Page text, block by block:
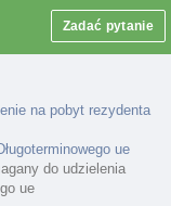
Zadać pytanie
na pobyt rezydenta
ue
do udzielenia
ue
pobyt czasowy
naukowca
organów w
członków